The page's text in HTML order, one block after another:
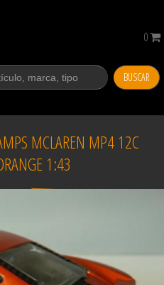
BUSCAR
0
MCLAREN MP4 12C
1:43